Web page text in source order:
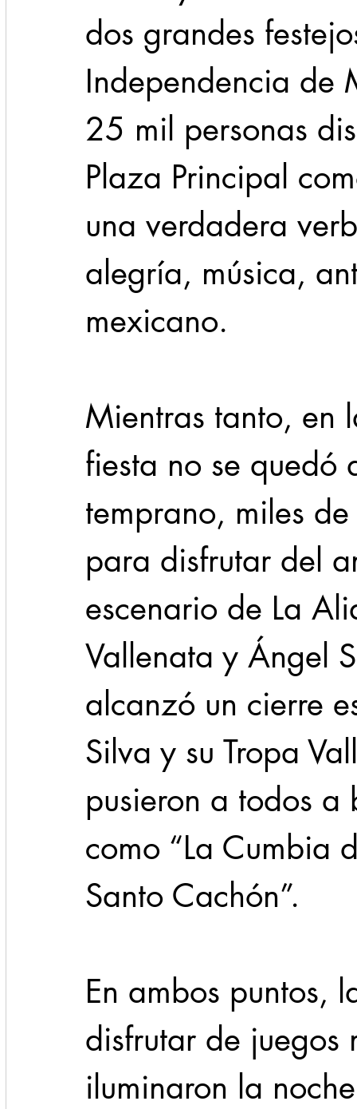
dos grandes
Independencia de
25 mil personas
Plaza Principal
una verdadera
alegría, música,
mexicano.
Mientras tanto,
fiesta no se quedó
temprano, miles
para disfrutar del
escenario de La
Vallenata y Ángel
alcanzó un cierre
Silva y su Tropa
pusieron a todos
como “La Cumbia
Santo Cachón”.
En ambos puntos,
disfrutar de
iluminaron la